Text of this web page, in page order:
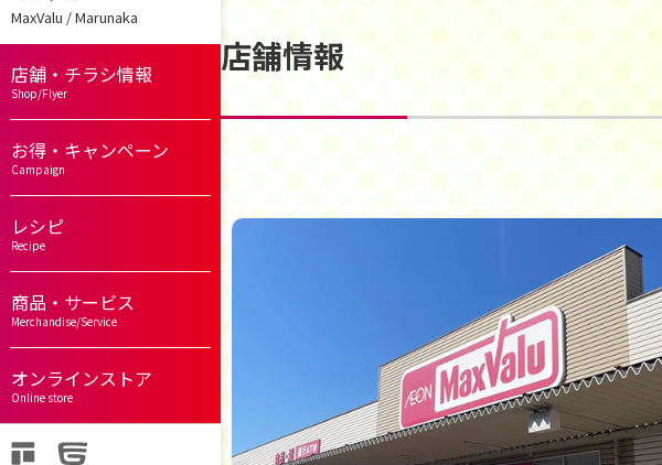
MaxValu / Marunaka
店舗・チラシ情報
Shop/Flyer
お得・キャンペーン
Campaign
レシピ
Recipe
商品・サービス
Merchandise/Service
オンラインストア
Online store
店舗情報